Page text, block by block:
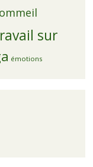
sur
émotions